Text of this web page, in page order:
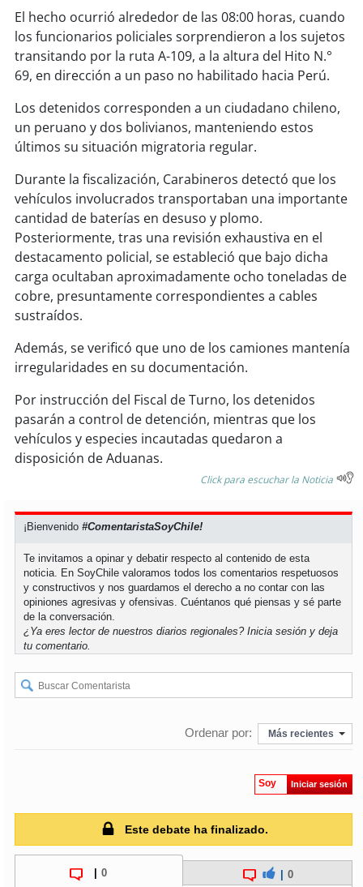
soy copiapó
soyvalparaíso
soysanantonio
soysancarlos
soytalcahuano
soy concepción
soyarauco
soytemuco
soyvaldivia
soypuertomontt
soychiloé
El hecho ocurrió alrededor de las 08:00 horas, cuando
los funcionarios policiales sorprendieron a los sujetos
transitando por la ruta A-109, a la altura del Hito N.°
69, en dirección a un paso no habilitado hacia Perú.
Los detenidos corresponden a un ciudadano chileno,
un peruano y dos bolivianos, manteniendo estos
últimos su situación migratoria regular.
Durante la fiscalización, Carabineros detectó que los
vehículos involucrados transportaban una importante
cantidad de baterías en desuso y plomo.
Posteriormente, tras una revisión exhaustiva en el
destacamento policial, se estableció que bajo dicha
carga ocultaban aproximadamente ocho toneladas de
cobre, presuntamente correspondientes a cables
sustraídos.
Además, se verificó que uno de los camiones mantenía
irregularidades en su documentación.
Por instrucción del Fiscal de Turno, los detenidos
pasarán a control de detención, mientras que los
vehículos y especies incautadas quedaron a
disposición de Aduanas.
Click para escuchar la Noticia
¡Bienvenido#ComentaristaSoyChile!
Te invitamos a opinar y debatir respecto al contenido de esta
noticia. En SoyChile valoramos todos los comentarios respetuosos
y constructivos y nos guardamos el derecho a no contar con las
opiniones agresivas y ofensivas. Cuéntanos qué piensas y sé parte
de la conversación.
¿Ya eres lector de nuestros diarios regionales?Inicia sesión y deja
tu comentario.
Ordenar por: Más recientes
Soy Iniciar sesión
Este debate ha finalizado.
0 0